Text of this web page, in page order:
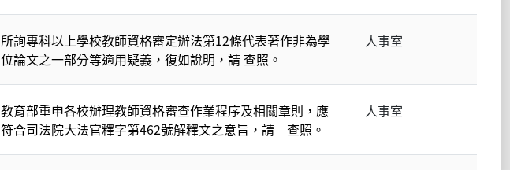
所詢專科以上學校教師資格審定辦法第12條代表著作非為學
位論文之一部分等適用疑義，復如說明，請 查照。
人事室
教育部重申各校辦理教師資格審查作業程序及相關章則，應
符合司法院大法官釋字第462號解釋文之意旨，請 查照。
人事室